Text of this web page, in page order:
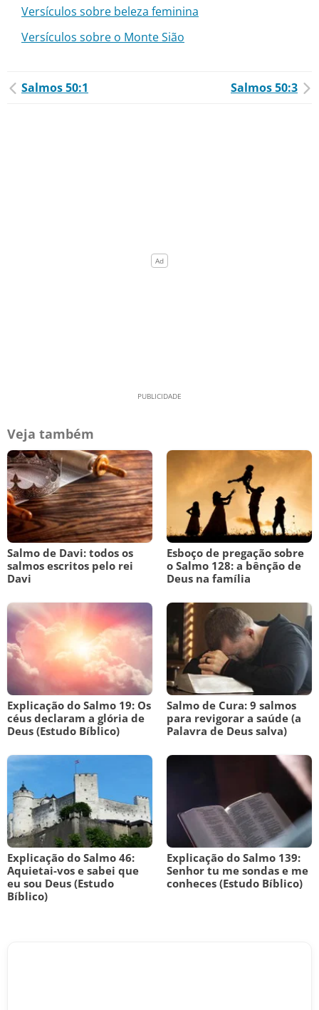
Versículos sobre beleza feminina
Versículos sobre o Monte Sião
Salmos 50:1 Salmos 50:3
Veja também
Salmo de Davi: todos os
salmos escritos pelo rei
Davi
Esboço de pregação sobre
o Salmo 128: a bênção de
Deus na família
Explicação do Salmo 19: Os
céus declaram a glória de
Deus (Estudo Bíblico)
Salmo de Cura: 9 salmos
para revigorar a saúde (a
Palavra de Deus salva)
Explicação do Salmo 46:
Aquietai-vos e sabei que
eu sou Deus (Estudo
Bíblico)
Explicação do Salmo 139:
Senhor tu me sondas e me
conheces (Estudo Bíblico)